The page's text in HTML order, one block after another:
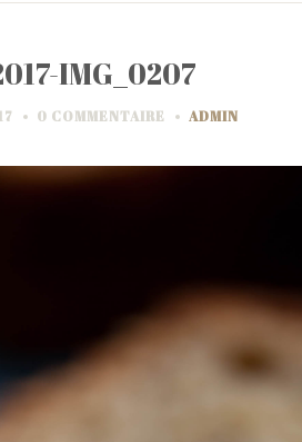
IMG_0207
0 COMMENTAIRE ADMIN